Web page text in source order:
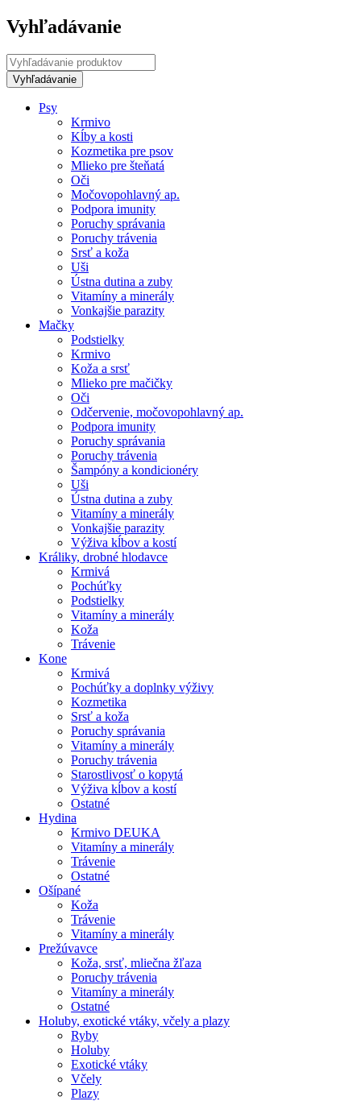
Vyhľadávanie
Psy
Krmivo
Kĺby a kosti
Kozmetika pre psov
Mlieko pre šteňatá
Oči
Močovopohlavný ap.
Podpora imunity
Poruchy správania
Poruchy trávenia
Srsť a koža
Uši
Ústna dutina a zuby
Vitamíny a minerály
Vonkajšie parazity
Mačky
Podstielky
Krmivo
Koža a srsť
Mlieko pre mačičky
Oči
Odčervenie, močovopohlavný ap.
Podpora imunity
Poruchy správania
Poruchy trávenia
Šampóny a kondicionéry
Uši
Ústna dutina a zuby
Vitamíny a minerály
Vonkajšie parazity
Výživa kĺbov a kostí
Králiky, drobné hlodavce
Krmivá
Pochúťky
Podstielky
Vitamíny a minerály
Koža
Trávenie
Kone
Krmivá
Pochúťky a doplnky výživy
Kozmetika
Srsť a koža
Poruchy správania
Vitamíny a minerály
Poruchy trávenia
Starostlivosť o kopytá
Výživa kĺbov a kostí
Ostatné
Hydina
Krmivo DEUKA
Vitamíny a minerály
Trávenie
Ostatné
Ošípané
Koža
Trávenie
Vitamíny a minerály
Prežúvavce
Koža, srsť, mliečna žľaza
Poruchy trávenia
Vitamíny a minerály
Ostatné
Holuby, exotické vtáky, včely a plazy
Ryby
Holuby
Exotické vtáky
Včely
Plazy